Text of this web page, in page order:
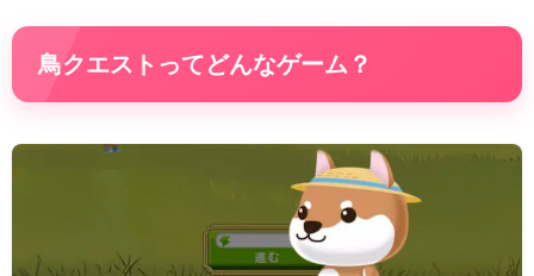
鳥クエストってどんなゲーム？